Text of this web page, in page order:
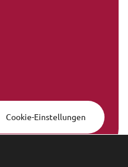
Cookie-Einstellungen